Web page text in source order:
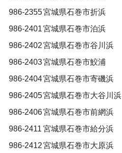
986-2355宮城県石巻市折浜
986-2401宮城県石巻市泊浜
986-2402宮城県石巻市谷川浜
986-2403宮城県石巻市鮫浦
986-2404宮城県石巻市寄磯浜
986-2405宮城県石巻市大谷川浜
986-2406宮城県石巻市前網浜
986-2411 宮城県石巻市給分浜
986-2412宮城県石巻市大原浜